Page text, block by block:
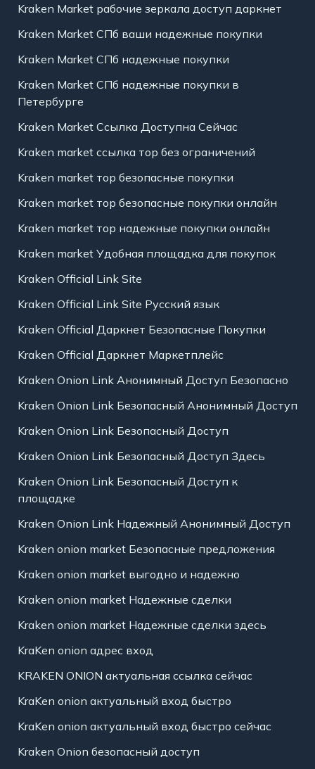
Kraken Market рабочие зеркала доступ даркнет
Kraken Market СПб ваши надежные покупки
Kraken Market СПб надежные покупки
Kraken Market СПб надежные покупки в
Петербурге
Kraken Market Ссылка Доступна Сейчас
Kraken market ссылка тор без ограничений
Kraken market тор безопасные покупки
Kraken market тор безопасные покупки онлайн
Kraken market тор надежные покупки онлайн
Kraken market Удобная площадка для покупок
Kraken Official Link Site
Kraken Official Link Site Русский язык
Kraken Official Даркнет Безопасные Покупки
Kraken Official Даркнет Маркетплейс
Kraken Onion Link Анонимный Доступ Безопасно
Kraken Onion Link Безопасный Анонимный Доступ
Kraken Onion Link Безопасный Доступ
Kraken Onion Link Безопасный Доступ Здесь
Kraken Onion Link Безопасный Доступ к
площадке
Kraken Onion Link Надежный Анонимный Доступ
Kraken onion market Безопасные предложения
Kraken onion market выгодно и надежно
Kraken onion market Надежные сделки
Kraken onion market Надежные сделки здесь
KraKen onion адрес вход
KRAKEN ONION актуальная ссылка сейчас
KraKen onion актуальный вход быстро
KraKen onion актуальный вход быстро сейчас
Kraken Onion безопасный доступ